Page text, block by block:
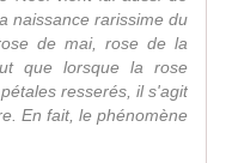
naissance rarissime du
de mai, rose de la
que lorsque la rose
resserés, il s'agit
En fait, le phénomène